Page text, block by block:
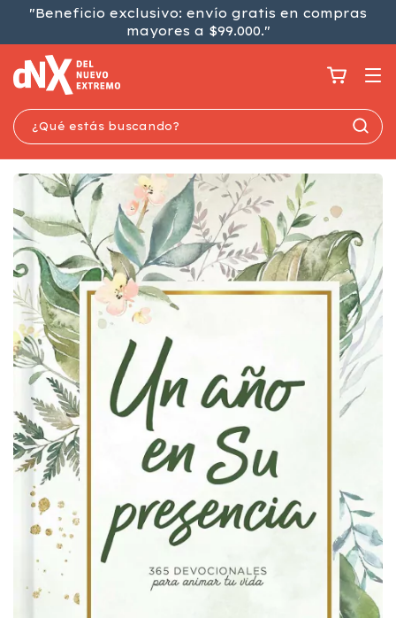
"Beneficio exclusivo: envío gratis en compras
mayores a $99.000."